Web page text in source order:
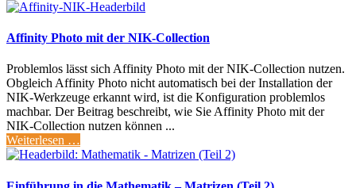
Affinity Photo mit der NIK-Collection
Problemlos lässt sich Affinity Photo mit der NIK-Collection nutzen.
Obgleich Affinity Photo nicht automatisch bei der Installation der
NIK-Werkzeuge erkannt wird, ist die Konfiguration problemlos
machbar. Der Beitrag beschreibt, wie Sie Affinity Photo mit der
NIK-Collection nutzen können ...
Weiterlesen …